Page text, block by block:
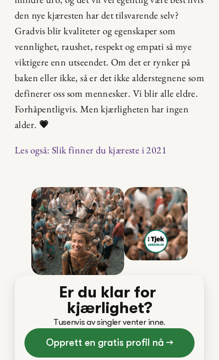
den nye kjæresten har det tilsvarende selv?
Gradvis blir kvaliteter og egenskaper som
vennlighet, raushet, respekt og empati så mye
viktigere enn utseendet. Om det er rynker på
baken eller ikke, så er det ikke alderstegnene som
definerer oss som mennesker. Vi blir alle eldre.
Forhåpentligvis. Men kjærligheten har ingen
alder. 💗
Les også: Slik finner du kjæreste i 2021
Er du klar for
kjærlighet?
Tusenvis av singler venter inne.
Opprett en gratis profil nå →